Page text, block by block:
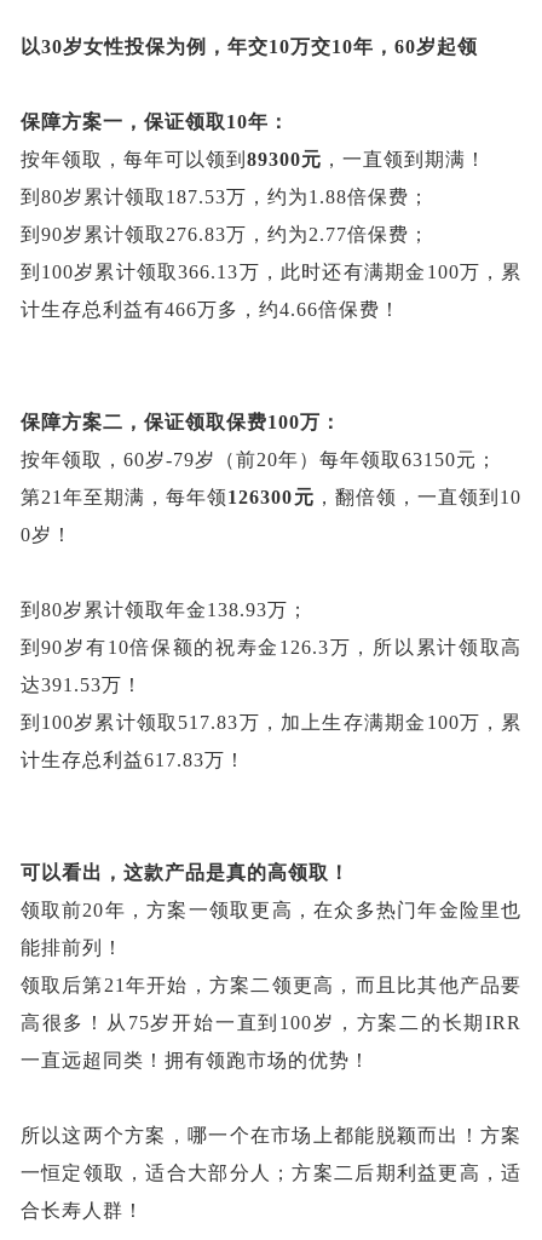
以30岁女性投保为例，年交10万交10年，60岁起领
保障方案一，保证领取10年：
按年领取，每年可以领到 89300元 ，一直领到期满！
到 80岁累计领取187.53万，约为1.88倍保费；
到 90岁累计领取276.83万，约为2.77倍保费；
到 100岁累计领取366.13万，此时还有满期金100万，累
计生存总利益有466万多，约4.66倍保费！
保障方案二，保证领取保费100万：
按年领取， 60岁-79岁（前20年）每年领取63150元；
第21年至期满，每年领126300元 ，翻倍领，一直领到 10
0岁！
到 80岁累计领取年金138.93万；
到90岁有10倍保额的祝寿金126.3万，所以累计领取高
达391.53万！
到 100岁累计领取517.83万，加上生存满期金100万，累
计生存总利益617.83万！
可以看出，这款产品是真的高领取！
领取前20年，方案一领取更高，在众多热门年金险里也
能排前列！
领取后第21年开始，方案二领更高，而且比其他产品要
高很多！从75岁开始一直到100岁，方案二的长期IRR
一直远超同类！拥有领跑市场的优势！
所以这两个方案，哪一个在市场上都能脱颖而出！方案
一恒定领取，适合大部分人；方案二后期利益更高，适
合长寿人群！